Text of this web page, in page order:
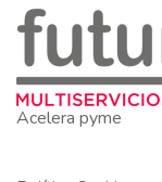
Acelera pyme